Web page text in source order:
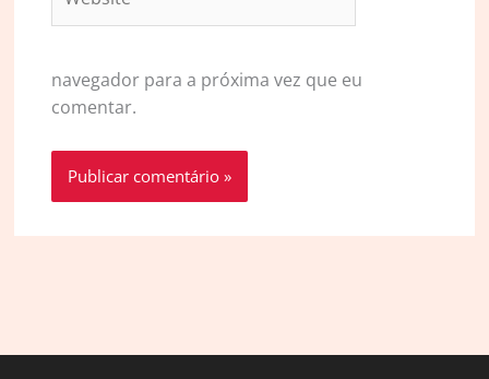
navegador para a próxima vez que eu
comentar.